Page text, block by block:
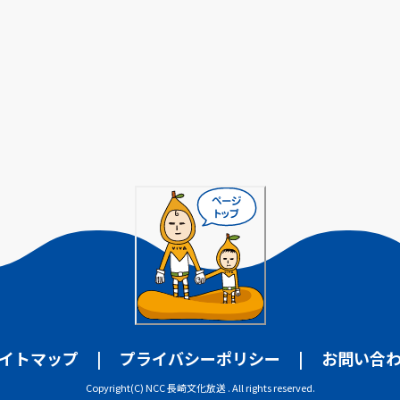
トマップ プライバシーポリシー お問い合
Copyright(C) NCC 長崎文化放送 . All rights reserved.